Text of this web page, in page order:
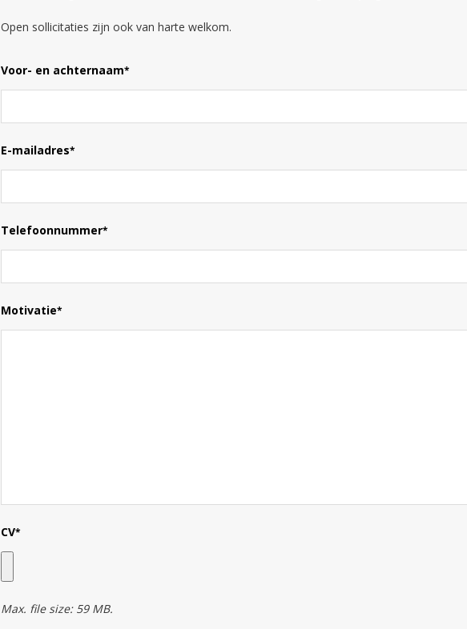
Open sollicitaties zijn ook van harte welkom.
Voor- en achternaam*
E-mailadres*
Telefoonnummer*
Motivatie*
CV*
Max. file size: 59 MB.